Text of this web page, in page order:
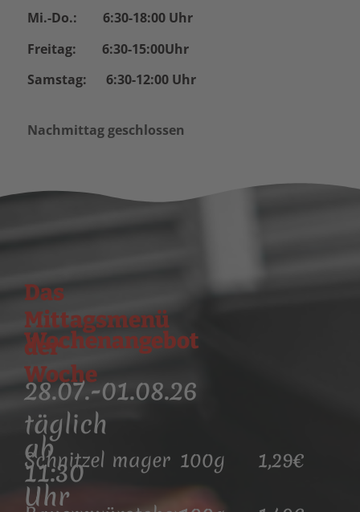
Mi.-Do.: 6:30-18:00 Uhr
Freitag: 6:30-15:00Uhr
Samstag: 6:30-12:00 Uhr
Nachmittag geschlossen
Das
Mittagsmenü
der
Woche
täglich
ab
11:30
Uhr
Wochenangebot
28.07.-01.08.26
Schnitzel mager 100g 1,29€